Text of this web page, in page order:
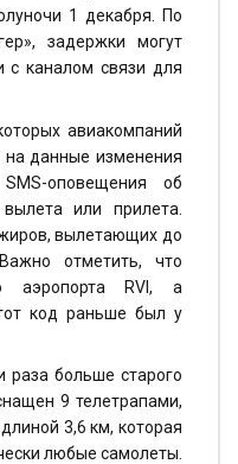
1 декабря. По
задержки могут
с каналом связи для
авиакомпаний
на данные изменения
оповещения об
или прилета.
вылетающих до
отметить, что
аэропорта RVI, а
код раньше был у
раза больше старого
9 телетрапами,
3,6 км, которая
любые самолеты.